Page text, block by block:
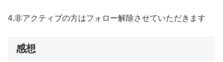
4.非アクティブの方はフォロー解除させていただきます
感想